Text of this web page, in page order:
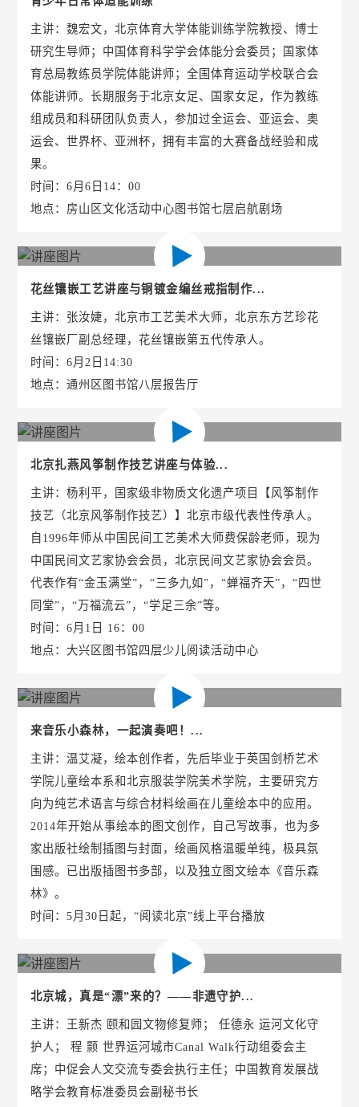
主讲：魏宏文，北京体育大学体能训练学院教授、博士
研究生导师；中国体育科学学会体能分会委员；国家体
育总局教练员学院体能讲师；全国体育运动学校联合会
体能讲师。长期服务于北京女足、国家女足，作为教练
组成员和科研团队负责人，参加过全运会、亚运会、奥
运会、世界杯、亚洲杯，拥有丰富的大赛备战经验和成
果。
时间：6月6日14：00
地点：房山区文化活动中心图书馆七层启航剧场
花丝镶嵌工艺讲座与铜镀金编丝戒指制作...
主讲：张汝婕，北京市工艺美术大师，北京东方艺珍花
丝镶嵌厂副总经理，花丝镶嵌第五代传承人。
时间：6月2日14:30
地点：通州区图书馆八层报告厅
北京扎燕风筝制作技艺讲座与体验...
主讲：杨利平，国家级非物质文化遗产项目【风筝制作
技艺（北京风筝制作技艺）】北京市级代表性传承人。
自1996年师从中国民间工艺美术大师费保龄老师，现为
中国民间文艺家协会会员，北京民间文艺家协会会员。
代表作有“金玉满堂”，“三多九如”，“蝉福齐天”，“四世
同堂”，“万福流云”，“学足三余”等。
时间：6月1日 16：00
地点：大兴区图书馆四层少儿阅读活动中心
来音乐小森林，一起演奏吧！...
主讲：温艾凝，绘本创作者，先后毕业于英国剑桥艺术
学院儿童绘本系和北京服装学院美术学院，主要研究方
向为纯艺术语言与综合材料绘画在儿童绘本中的应用。
2014年开始从事绘本的图文创作，自己写故事，也为多
家出版社绘制插图与封面，绘画风格温暖单纯，极具氛
围感。已出版插图书多部，以及独立图文绘本《音乐森
林》。
时间：5月30日起，“阅读北京”线上平台播放
北京城，真是“漂”来的？——非遗守护...
主讲：王新杰 颐和园文物修复师； 任德永 运河文化守
护人； 程 颢 世界运河城市Canal Walk行动组委会主
席；中促会人文交流专委会执行主任；中国教育发展战
略学会教育标准委员会副秘书长